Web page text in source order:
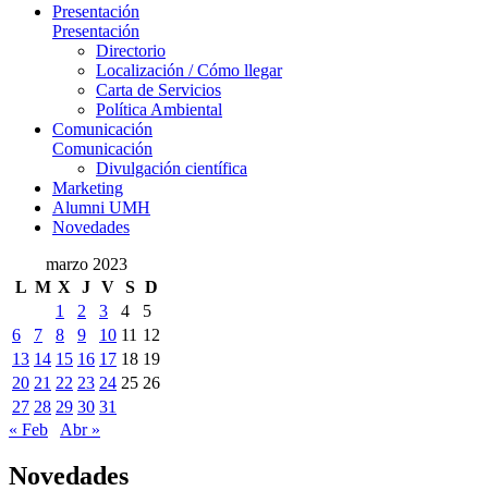
Presentación
Presentación
Directorio
Localización / Cómo llegar
Carta de Servicios
Política Ambiental
Comunicación
Comunicación
Divulgación científica
Marketing
Alumni UMH
Novedades
marzo 2023
L M X J V S D
1
2 3 4
5
6
7 8 9 10 11 12
13 14 15 16 17 18 19
20 21 22 23 24 25 26
27 28 29 30 31
« Feb
Abr »
Novedades